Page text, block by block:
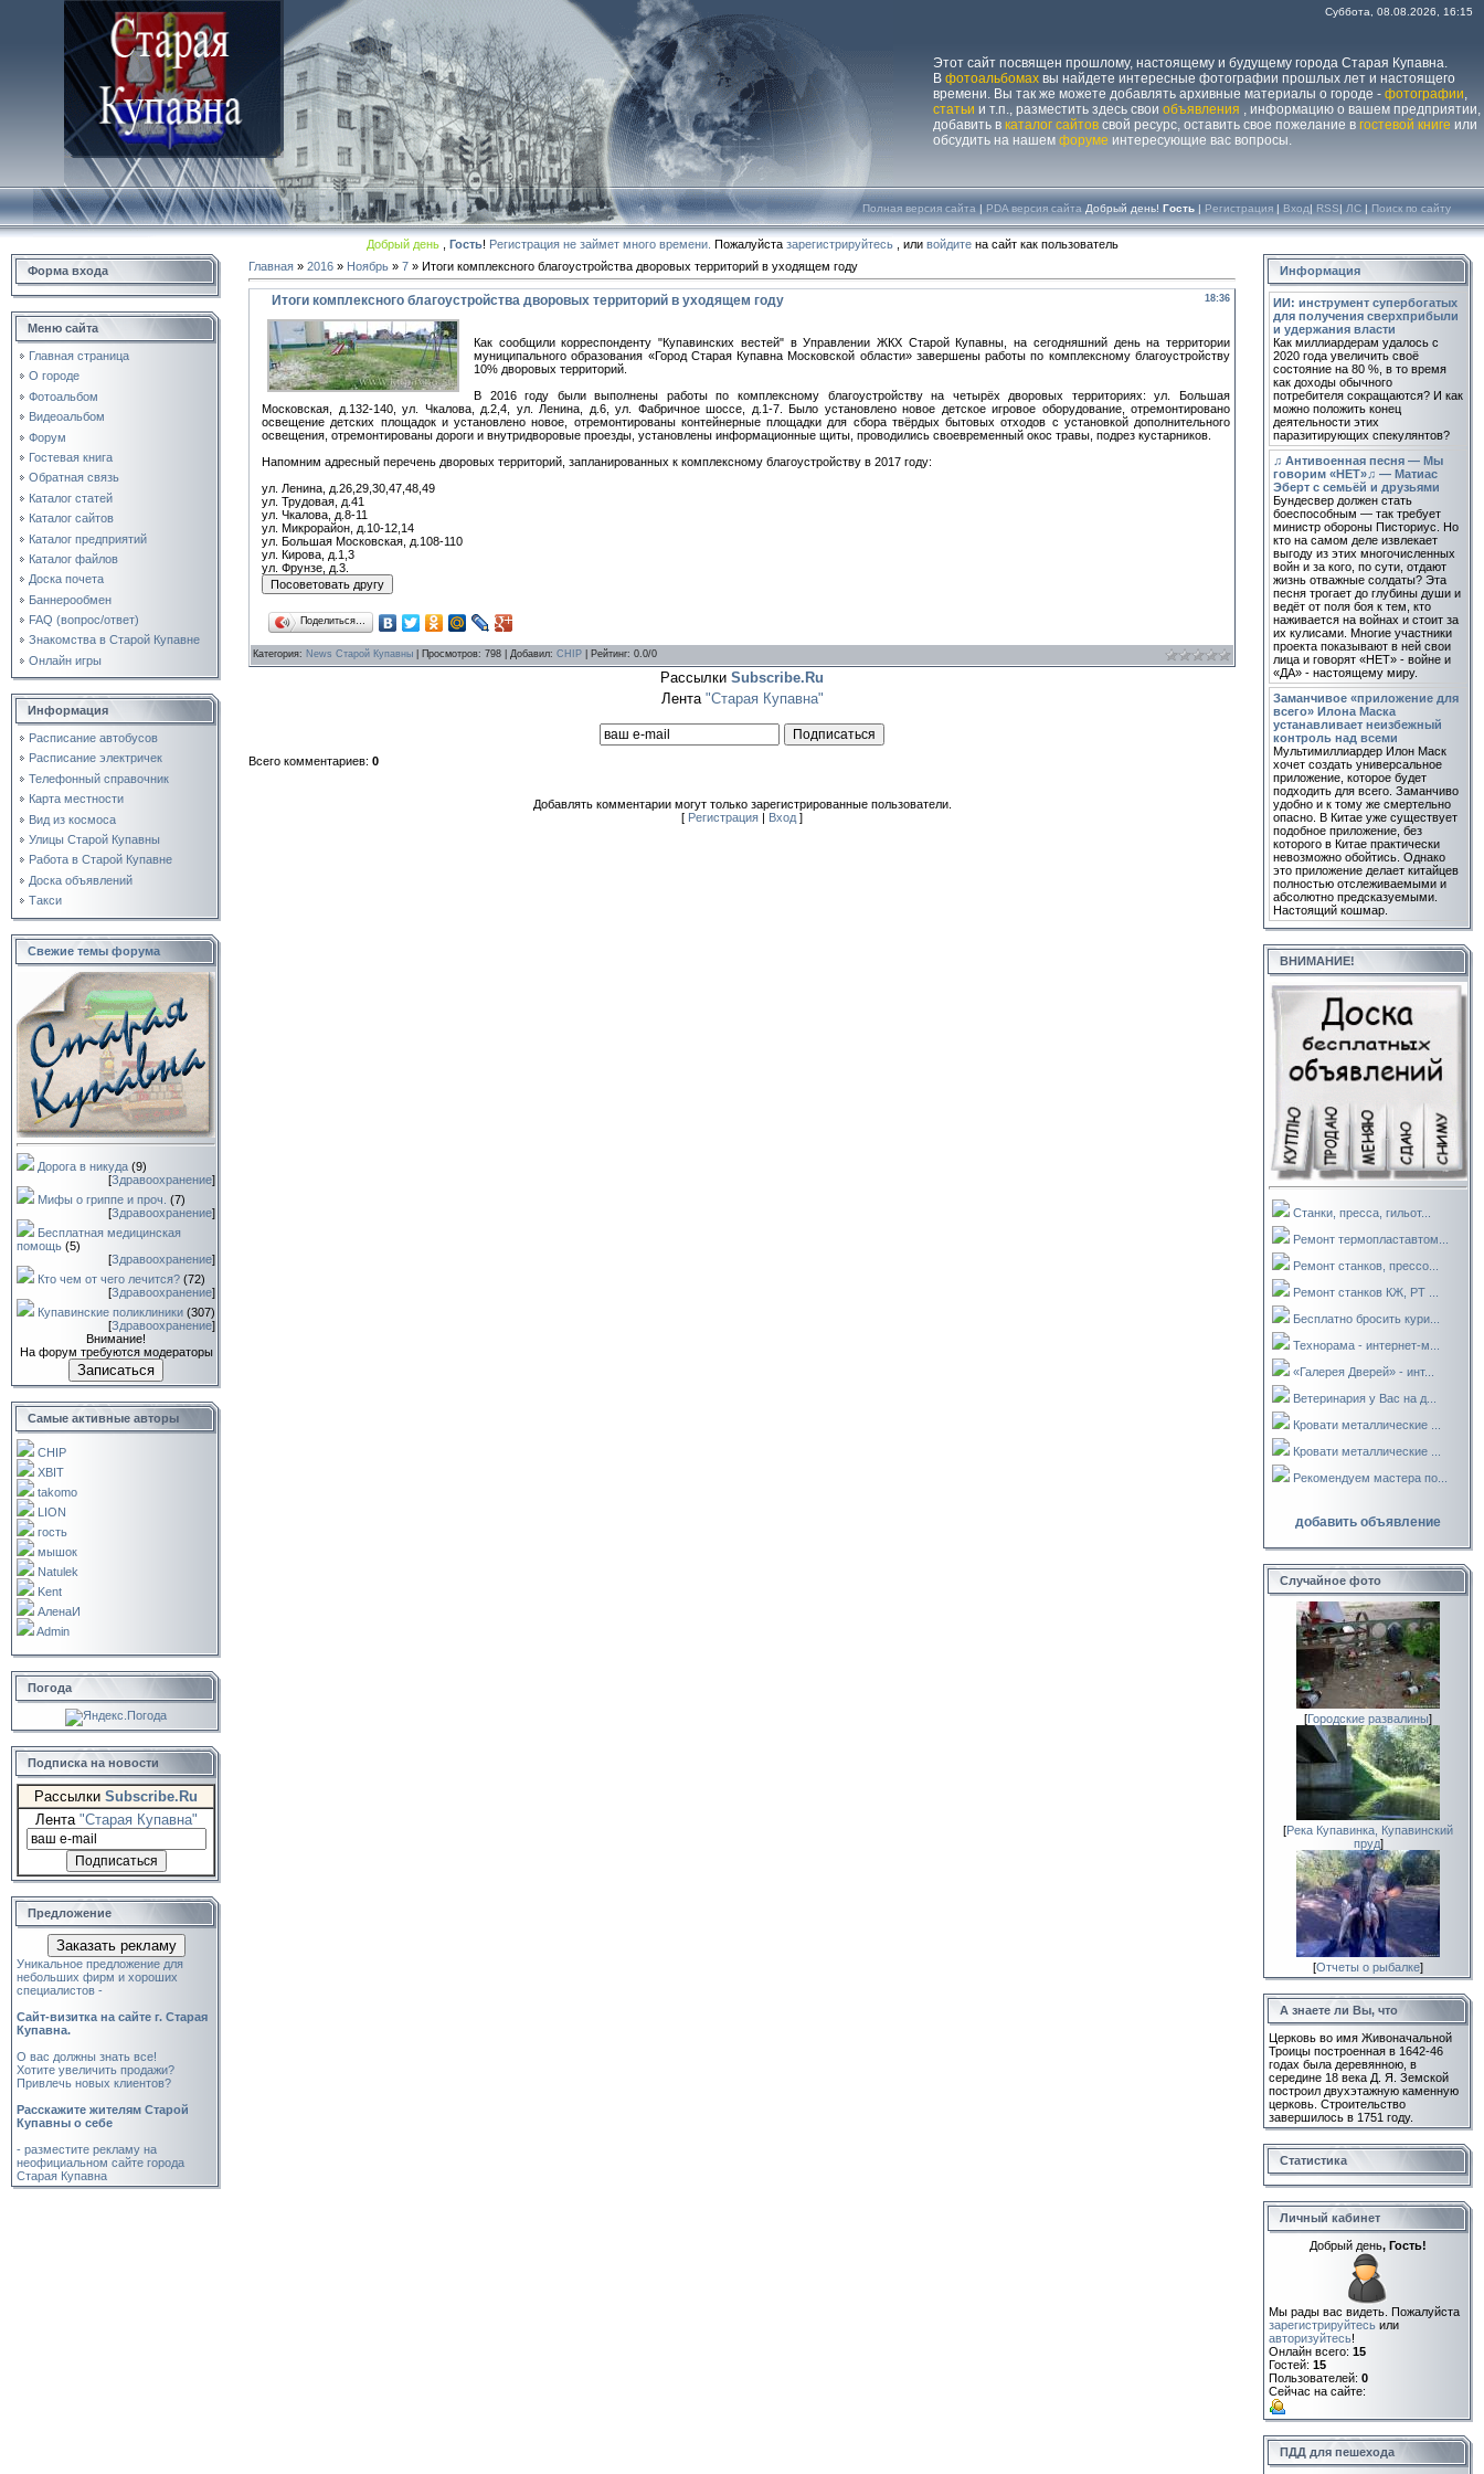
Этот сайт посвящен прошлому, настоящему и будущему города Старая Купавна.
В фотоальбомах вы найдете интересные фотографии прошлых лет и настоящего
времени. Вы так же можете добавлять архивные материалы о городе - фотографии,
статьи и т.п., разместить здесь свои объявления , информацию о вашем предприятии,
добавить в каталог сайтов свой ресурс, оставить свое пожелание в гостевой книге или
обсудить на нашем форуме интересующие вас вопросы.
Суббота, 08.08.2026, 16:15
Полная версия сайта | PDA версия сайта Добрый день! Гость | Регистрация | Вход| RSS| ЛС | Поиск по сайту
Добрый день, Гость! Регистрация не займет много времени. Пожалуйста зарегистрируйтесь, или войдитена сайт как пользователь
Форма входа
Меню сайта
Главная страница
О городе
Фотоальбом
Видеоальбом
Форум
Гостевая книга
Обратная связь
Каталог статей
Каталог сайтов
Каталог предприятий
Каталог файлов
Доска почета
Баннерообмен
FAQ (вопрос/ответ)
Знакомства в Старой Купавне
Онлайн игры
Информация
Расписание автобусов
Расписание электричек
Телефонный справочник
Карта местности
Вид из космоса
Улицы Старой Купавны
Работа в Старой Купавне
Доска объявлений
Такси
Свежие темы форума
Дорога в никуда (9)
[Здравоохранение]
Мифы о гриппе и проч. (7)
[Здравоохранение]
Бесплатная медицинская
помощь (5)
[Здравоохранение]
Кто чем от чего лечится? (72)
[Здравоохранение]
Купавинские поликлиники (307)
[Здравоохранение]
Внимание!
На форум требуются модераторы
Записаться
Самые активные авторы
CHIP
XBIT
takomo
LION
гость
мышок
Natulek
Kent
АленаИ
Admin
Погода
Подписка на новости
Рассылки Subscribe.Ru
Лента "Старая Купавна"
Предложение
Заказать рекламу
Уникальное предложение для
небольших фирм и хороших
специалистов -
Cайт-визитка на сайте г. Старая
Купавна.
О вас должны знать все!
Хотите увеличить продажи?
Привлечь новых клиентов?
Расскажите жителям Старой
Купавны о себе
- разместите рекламу на
неофициальном сайте города
Старая Купавна
Главная » 2016 » Ноябрь » 7 » Итоги комплексного благоустройства дворовых территорий в уходящем году
18:36
Итоги комплексного благоустройства дворовых территорий в уходящем году
Как сообщили корреспонденту "Купавинских вестей" в Управлении ЖКХ Старой Купавны, на сегодняшний день на территории
муниципального образования «Город Старая Купавна Московской области» завершены работы по комплексному благоустройству
10% дворовых территорий.
В 2016 году были выполнены работы по комплексному благоустройству на четырёх дворовых территориях: ул. Большая
Московская, д.132-140, ул. Чкалова, д.2,4, ул. Ленина, д.6, ул. Фабричное шоссе, д.1-7. Было установлено новое детское игровое оборудование, отремонтировано
освещение детских площадок и установлено новое, отремонтированы контейнерные площадки для сбора твёрдых бытовых отходов с установкой дополнительного
освещения, отремонтированы дороги и внутридворовые проезды, установлены информационные щиты, проводились своевременный окос травы, подрез кустарников.
Напомним адресный перечень дворовых территорий, запланированных к комплексному благоустройству в 2017 году:
ул. Ленина, д.26,29,30,47,48,49
ул. Трудовая, д.41
ул. Чкалова, д.8-11
ул. Микрорайон, д.10-12,14
ул. Большая Московская, д.108-110
ул. Кирова, д.1,3
ул. Фрунзе, д.3.
Поделиться…
Категория: News Старой Купавны Просмотров: 798 | Добавил: CHIP Рейтинг: 0.0/0
Рассылки Subscribe.Ru
Лента "Старая Купавна"
Всего комментариев: 0
Добавлять комментарии могут только зарегистрированные пользователи.
[ Регистрация | Вход ]
Информация
ИИ: инструмент супербогатых
для получения сверхприбыли
и удержания власти
Как миллиардерам удалось с
2020 года увеличить своё
состояние на 80 %, в то время
как доходы обычного
потребителя сокращаются? И как
можно положить конец
деятельности этих
паразитирующих спекулянтов?
♫ Антивоенная песня — Мы
говорим «НЕТ»♫ — Матиас
Эберт с семьёй и друзьями
Бундесвер должен стать
боеспособным — так требует
министр обороны Писториус. Но
кто на самом деле извлекает
выгоду из этих многочисленных
войн и за кого, по сути, отдают
жизнь отважные солдаты? Эта
песня трогает до глубины души и
ведёт от поля боя к тем, кто
наживается на войнах и стоит за
их кулисами. Многие участники
проекта показывают в ней свои
лица и говорят «НЕТ» - войне и
«ДА» - настоящему миру.
Заманчивое «приложение для
всего» Илона Маска
устанавливает неизбежный
контроль над всеми
Мультимиллиардер Илон Маск
хочет создать универсальное
приложение, которое будет
подходить для всего. Заманчиво
удобно и к тому же смертельно
опасно. В Китае уже существует
подобное приложение, без
которого в Китае практически
невозможно обойтись. Однако
это приложение делает китайцев
полностью отслеживаемыми и
абсолютно предсказуемыми.
Настоящий кошмар.
ВНИМАНИЕ!
Станки, пресса, гильот...
Ремонт термопластавтом...
Ремонт станков, прессо...
Ремонт станков КЖ, РТ ...
Бесплатно бросить кури...
Технорама - интернет-м...
«Галерея Дверей» - инт...
Ветеринария у Вас на д...
Кровати металлические ...
Кровати металлические ...
Рекомендуем мастера по...
добавить объявление
Случайное фото
[Городские развалины]
[Река Купавинка, Купавинский
пруд]
[Отчеты о рыбалке]
А знаете ли Вы, что
Церковь во имя Живоначальной
Троицы построенная в 1642-46
годах была деревянною, в
середине 18 века Д. Я. Земской
построил двухэтажную каменную
церковь. Строительство
завершилось в 1751 году.
Статистика
Личный кабинет
Добрый день, Гость!
Мы рады вас видеть. Пожалуйста
зарегистрируйтесь или
авторизуйтесь!
Онлайн всего: 15
Гостей: 15
Пользователей: 0
Сейчас на сайте:
ПДД для пешехода